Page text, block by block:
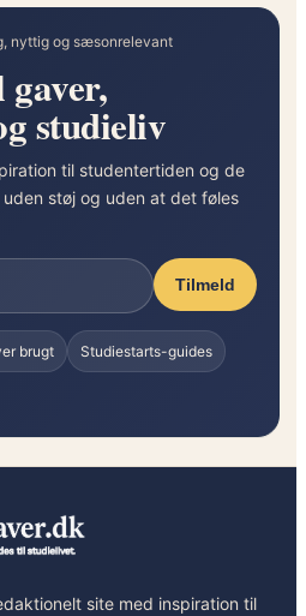
nyttig og sæsonrelevant
studieliv
til studentertiden og de
støj og uden at det føles
Tilmeld
brugt Studiestarts-guides
site med inspiration til